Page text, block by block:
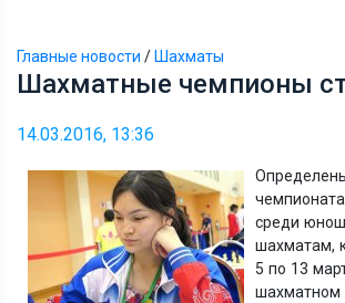
Главные новости / Шахматы
Шахматные чемпионы
14.03.2016, 13:36
среди
шахматам,
5 по 13
шахматном